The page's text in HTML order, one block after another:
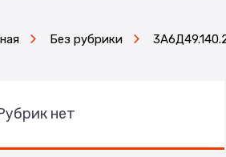
Без рубрики
нет